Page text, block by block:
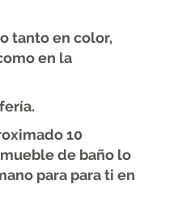
tanto en color,
en la
10
de baño lo
para para ti en